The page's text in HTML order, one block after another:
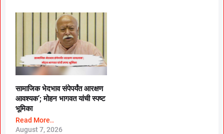
सामाजिक भेदभाव संपेपर्यंत आरक्षण
आवश्यक’; मोहन भागवत यांची स्पष्ट
भूमिका
Read More..
August 7, 2026